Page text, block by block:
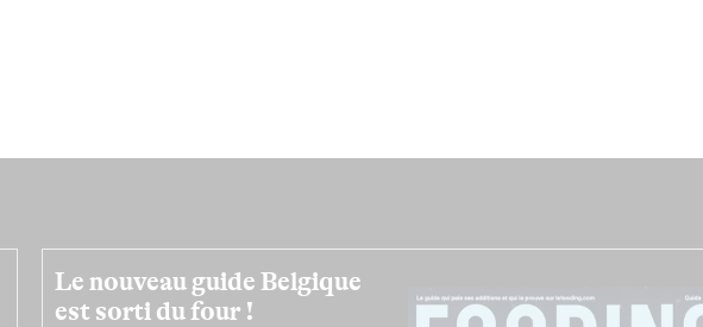
Le nouveau guide Belgique
est sorti du four !